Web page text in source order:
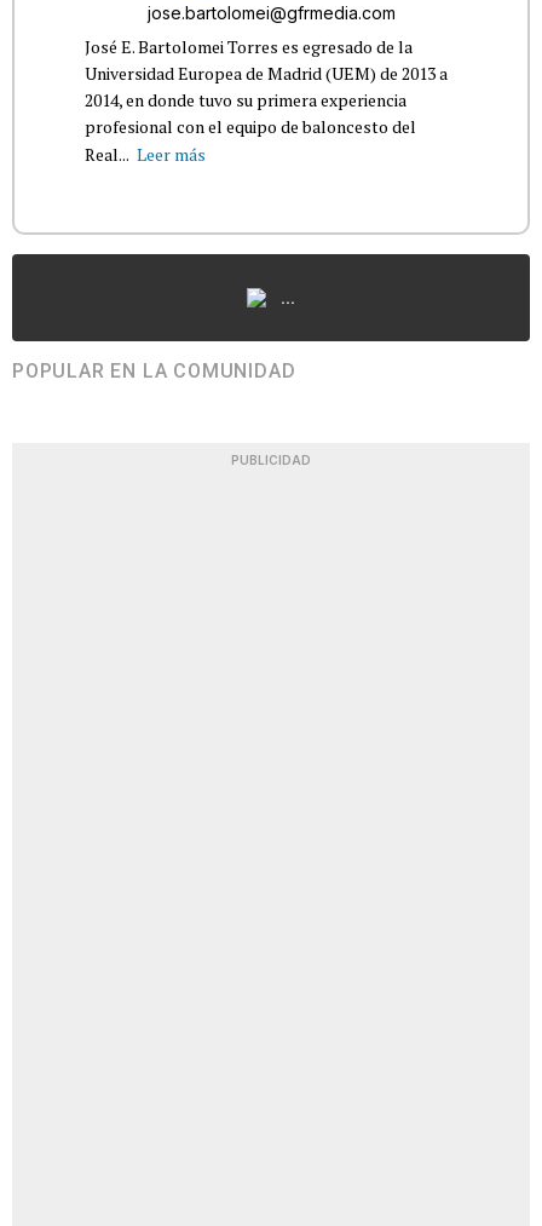
jose.bartolomei@gfrmedia.com
José E. Bartolomei Torres es egresado de la
Universidad Europea de Madrid (UEM) de 2013 a
2014, en donde tuvo su primera experiencia
profesional con el equipo de baloncesto del
Real... Leer más
...
POPULAR EN LA COMUNIDAD
PUBLICIDAD